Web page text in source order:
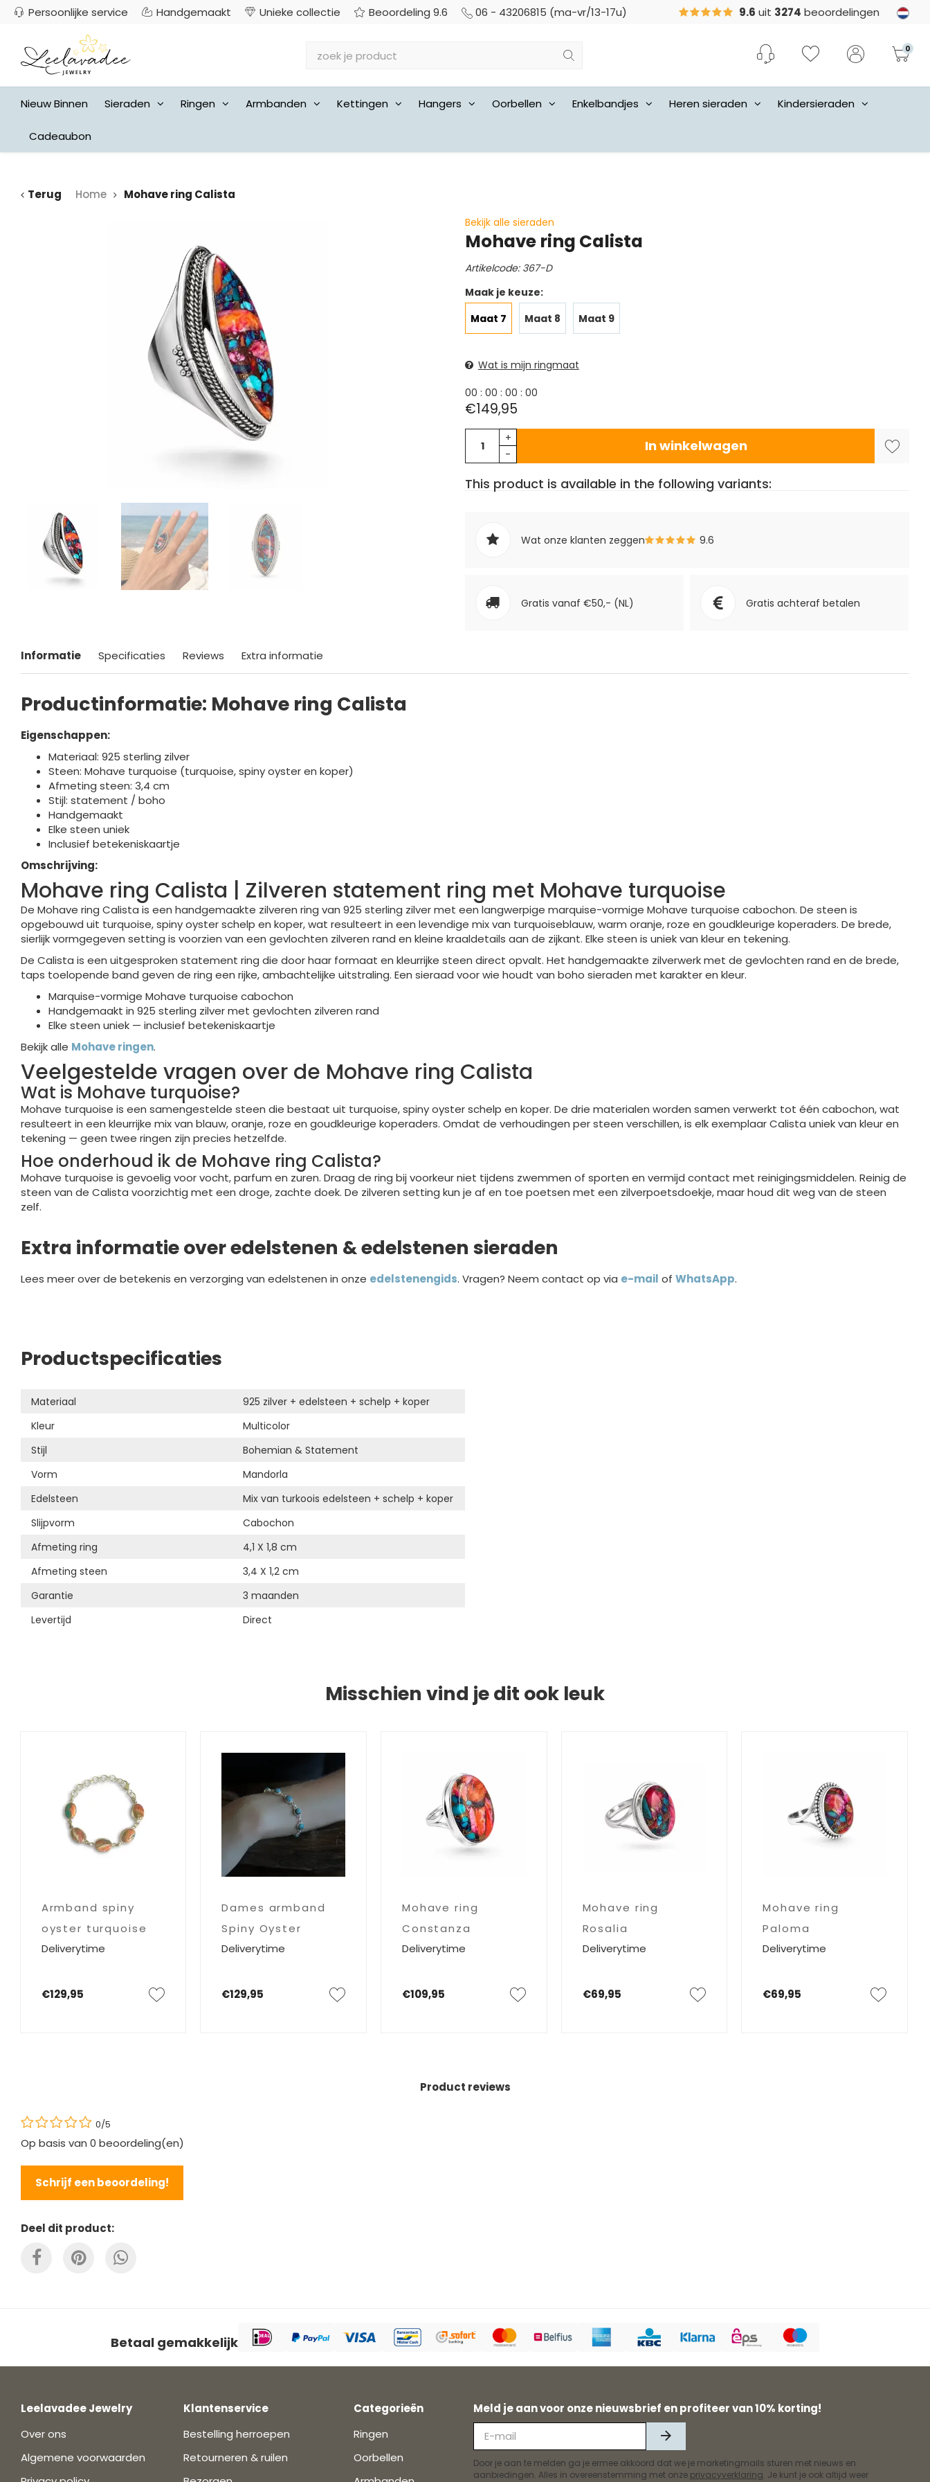
Persoonlijke service Handgemaakt Unieke collectie Beoordeling 9.6 06 - 43206815 (ma-vr/13-17u) 9.6 uit 3274 beoordelingen
0
Nieuw Binnen Sieraden Ringen Armbanden Kettingen Hangers Oorbellen Enkelbandjes Heren sieraden Kindersieraden
Cadeaubon
Terug Home Mohave ring Calista
Bekijk alle sieraden
Mohave ring Calista
Artikelcode: 367-D
Maak je keuze:
Maat 7
Maat 8 Maat 9
Wat is mijn ringmaat
00 : 00 : 00 : 00
€149,95
+
-
In winkelwagen
This product is available in the following variants:
Wat onze klanten zeggen 9.6
Gratis vanaf €50,- (NL) Gratis achteraf betalen
Informatie Specificaties Reviews Extra informatie
Productinformatie: Mohave ring Calista
Eigenschappen:
Materiaal: 925 sterling zilver
Steen: Mohave turquoise (turquoise, spiny oyster en koper)
Afmeting steen: 3,4 cm
Stijl: statement / boho
Handgemaakt
Elke steen uniek
Inclusief betekeniskaartje
Omschrijving:
Mohave ring Calista | Zilveren statement ring met Mohave turquoise
De Mohave ring Calista is een handgemaakte zilveren ring van 925 sterling zilver met een langwerpige marquise-vormige Mohave turquoise cabochon. De steen is
opgebouwd uit turquoise, spiny oyster schelp en koper, wat resulteert in een levendige mix van turquoiseblauw, warm oranje, roze en goudkleurige koperaders. De brede,
sierlijk vormgegeven setting is voorzien van een gevlochten zilveren rand en kleine kraaldetails aan de zijkant. Elke steen is uniek van kleur en tekening.
De Calista is een uitgesproken statement ring die door haar formaat en kleurrijke steen direct opvalt. Het handgemaakte zilverwerk met de gevlochten rand en de brede,
taps toelopende band geven de ring een rijke, ambachtelijke uitstraling. Een sieraad voor wie houdt van boho sieraden met karakter en kleur.
Marquise-vormige Mohave turquoise cabochon
Handgemaakt in 925 sterling zilver met gevlochten zilveren rand
Elke steen uniek — inclusief betekeniskaartje
Bekijk alle Mohave ringen.
Veelgestelde vragen over de Mohave ring Calista
Wat is Mohave turquoise?
Mohave turquoise is een samengestelde steen die bestaat uit turquoise, spiny oyster schelp en koper. De drie materialen worden samen verwerkt tot één cabochon, wat
resulteert in een kleurrijke mix van blauw, oranje, roze en goudkleurige koperaders. Omdat de verhoudingen per steen verschillen, is elk exemplaar Calista uniek van kleur en
tekening — geen twee ringen zijn precies hetzelfde.
Hoe onderhoud ik de Mohave ring Calista?
Mohave turquoise is gevoelig voor vocht, parfum en zuren. Draag de ring bij voorkeur niet tijdens zwemmen of sporten en vermijd contact met reinigingsmiddelen. Reinig de
steen van de Calista voorzichtig met een droge, zachte doek. De zilveren setting kun je af en toe poetsen met een zilverpoetsdoekje, maar houd dit weg van de steen
zelf.
Extra informatie over edelstenen & edelstenen sieraden
Lees meer over de betekenis en verzorging van edelstenen in onze edelstenengids. Vragen? Neem contact op via e-mail of WhatsApp.
Productspecificaties
Materiaal
925 zilver + edelsteen + schelp + koper
Kleur
Multicolor
Stijl
Bohemian & Statement
Vorm
Mandorla
Edelsteen
Mix van turkoois edelsteen + schelp + koper
Slijpvorm
Cabochon
Afmeting ring
4,1 X 1,8 cm
Afmeting steen
3,4 X 1,2 cm
Garantie
3 maanden
Levertijd
Direct
Misschien vind je dit ook leuk
Armband spiny
oyster turquoise
Deliverytime
€129,95
Dames armband
Spiny Oyster
Turquoise
Deliverytime
€129,95
Mohave ring
Constanza
Deliverytime
€109,95
Mohave ring
Rosalia
Deliverytime
€69,95
Mohave ring
Paloma
Deliverytime
€69,95
Product reviews
0/5
Op basis van 0 beoordeling(en)
Schrijf een beoordeling!
Deel dit product:
Betaal gemakkelijk
Leelavadee Jewelry
Over ons
Algemene voorwaarden
Klantenservice
Bestelling herroepen
Retourneren & ruilen
Categorieën
Ringen
Oorbellen
Meld je aan voor onze nieuwsbrief en profiteer van 10% korting!
Door je aan te melden ga je ermee akkoord dat we je marketingmails sturen met nieuws en
aanbiedingen. Alles in overeenstemming met onze privacyverklaring. Je kunt je ook altijd weer